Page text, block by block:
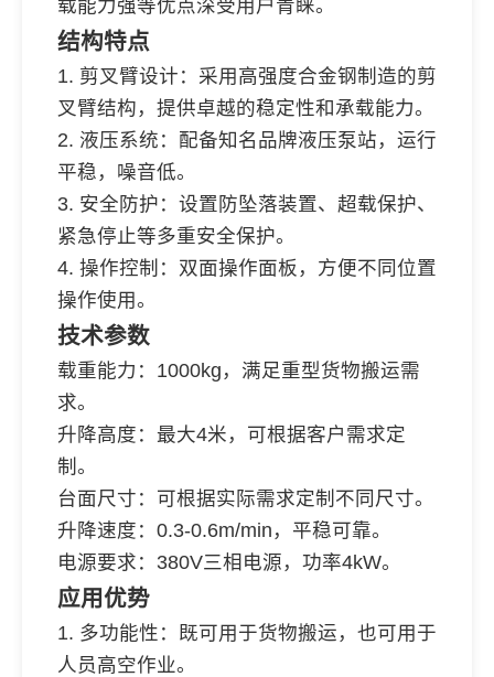
载能力强等优点深受用户青睐。
结构特点
1. 剪叉臂设计：采用高强度合金钢制造的剪
叉臂结构，提供卓越的稳定性和承载能力。
2. 液压系统：配备知名品牌液压泵站，运行
平稳，噪音低。
3. 安全防护：设置防坠落装置、超载保护、
紧急停止等多重安全保护。
4. 操作控制：双面操作面板，方便不同位置
操作使用。
技术参数
载重能力：1000kg，满足重型货物搬运需
求。
升降高度：最大4米，可根据客户需求定
制。
台面尺寸：可根据实际需求定制不同尺寸。
升降速度：0.3-0.6m/min，平稳可靠。
电源要求：380V三相电源，功率4kW。
应用优势
1. 多功能性：既可用于货物搬运，也可用于
人员高空作业。